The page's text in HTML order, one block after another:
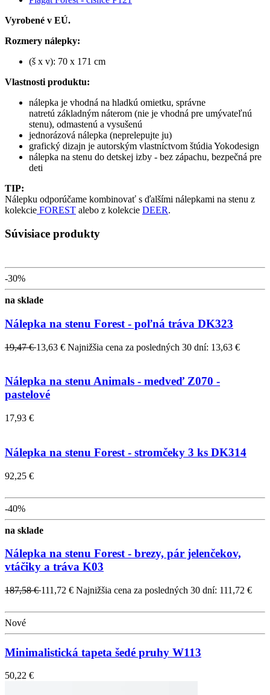
Vyrobené v EÚ.
Rozmery nálepky:
(š x v): 70 x 171 cm
Vlastnosti produktu:
nálepka je vhodná na hladkú omietku, správne
natretú základným náterom (nie je vhodná pre umývateľnú
stenu), odmastenú a vysušenú
jednorázová nálepka (neprelepujte ju)
grafický dizajn je autorským vlastníctvom štúdia Yokodesign
nálepka na stenu do detskej izby - bez zápachu, bezpečná pre
deti
TIP:
Nálepku odporúčame kombinovať s ďalšími nálepkami na stenu z
kolekcie FOREST alebo z kolekcie DEER.
Súvisiace produkty
-30%
na sklade
Nálepka na stenu Forest - poľná tráva DK323
19,47 €13,63 € Najnižšia cena za posledných 30 dní: 13,63 €
Nálepka na stenu Animals - medveď Z070 -
pastelové
17,93 €
Nálepka na stenu Forest - stromčeky 3 ks DK314
92,25 €
-40%
na sklade
Nálepka na stenu Forest - brezy, pár jelenčekov,
vtáčiky a tráva K03
187,58 €111,72 € Najnižšia cena za posledných 30 dní: 111,72 €
Nové
Minimalistická tapeta šedé pruhy W113
50,22 €